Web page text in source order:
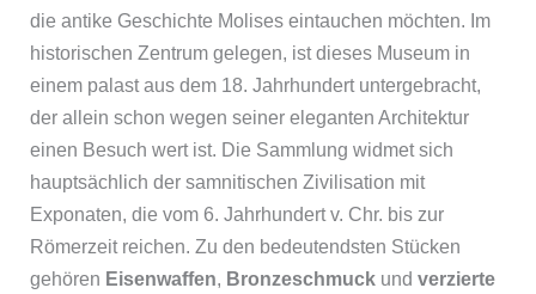
die antike Geschichte Molises eintauchen möchten. Im
historischen Zentrum gelegen, ist dieses Museum in
einem palast aus dem 18. Jahrhundert untergebracht,
der allein schon wegen seiner eleganten Architektur
einen Besuch wert ist. Die Sammlung widmet sich
hauptsächlich der samnitischen Zivilisation mit
Exponaten, die vom 6. Jahrhundert v. Chr. bis zur
Römerzeit reichen. Zu den bedeutendsten Stücken
gehören Eisenwaffen, Bronzeschmuckund verzierte